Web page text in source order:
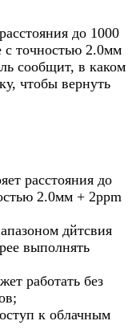
до 1000
с точностью 2.0мм
сообщит, в каком
чтобы вернуть
расстояния до
2.0мм + 2ppm
дйтсвия
выполнять
работать без
к облачным